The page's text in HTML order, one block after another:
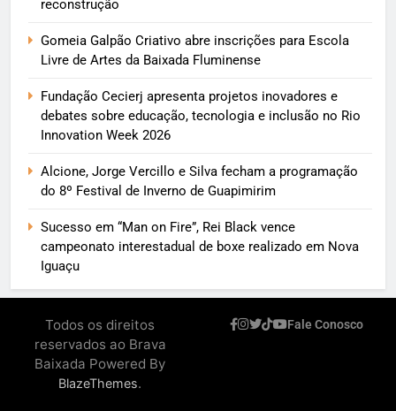
reconstrução
Gomeia Galpão Criativo abre inscrições para Escola
Livre de Artes da Baixada Fluminense
Fundação Cecierj apresenta projetos inovadores e
debates sobre educação, tecnologia e inclusão no Rio
Innovation Week 2026
Alcione, Jorge Vercillo e Silva fecham a programação
do 8º Festival de Inverno de Guapimirim
Sucesso em “Man on Fire”, Rei Black vence
campeonato interestadual de boxe realizado em Nova
Iguaçu
Todos os direitos
reservados ao Brava
Baixada Powered By
BlazeThemes.
Fale Conosco